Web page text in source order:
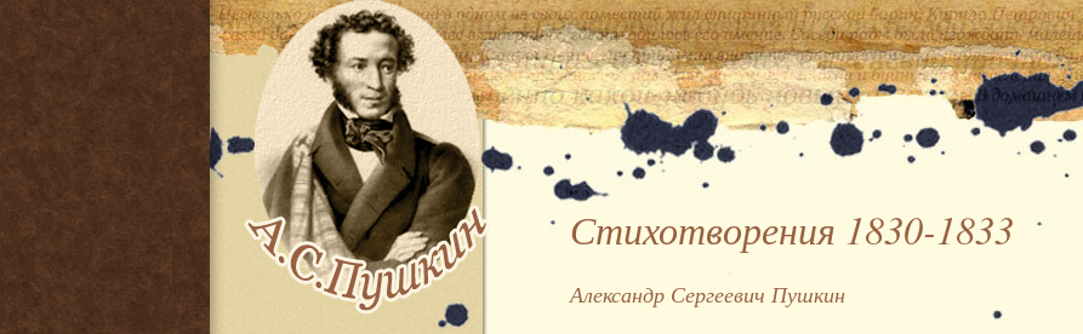
Стихотворения 1830-1833
Александр Сергеевич Пушкин